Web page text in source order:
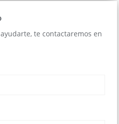
te contactaremos en